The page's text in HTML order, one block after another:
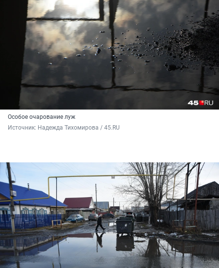
Особое очарование луж
Источник: Надежда Тихомирова / 45.RU